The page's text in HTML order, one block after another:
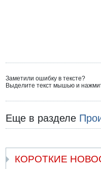
Заметили ошибку в тексте?
Выделите текст мышью и
Еще в разделе
КОРОТКИЕ